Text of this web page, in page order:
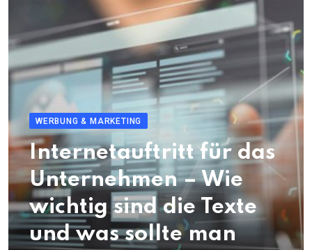
WERBUNG & MARKETING
Internetauftritt für das
Unternehmen – Wie
wichtig sind die Texte
und was sollte man